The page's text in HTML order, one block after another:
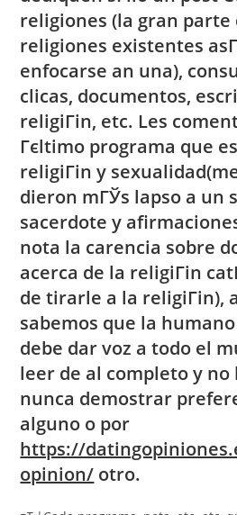
religiones (la gran parte
religiones existentes
enfocarse an una),
clicas, documentos,
religiГіn, etc. Les
Гєltimo programa que
religiГіn y
dieron mГЎs lapso a un
sacerdote y
nota la carencia sobre
acerca de la religiГіn
de tirarle a la religiГіn),
sabemos que la
debe dar voz a todo el
leer de al completo y
nunca demostrar
alguno o por
https://
opinion/ otro.